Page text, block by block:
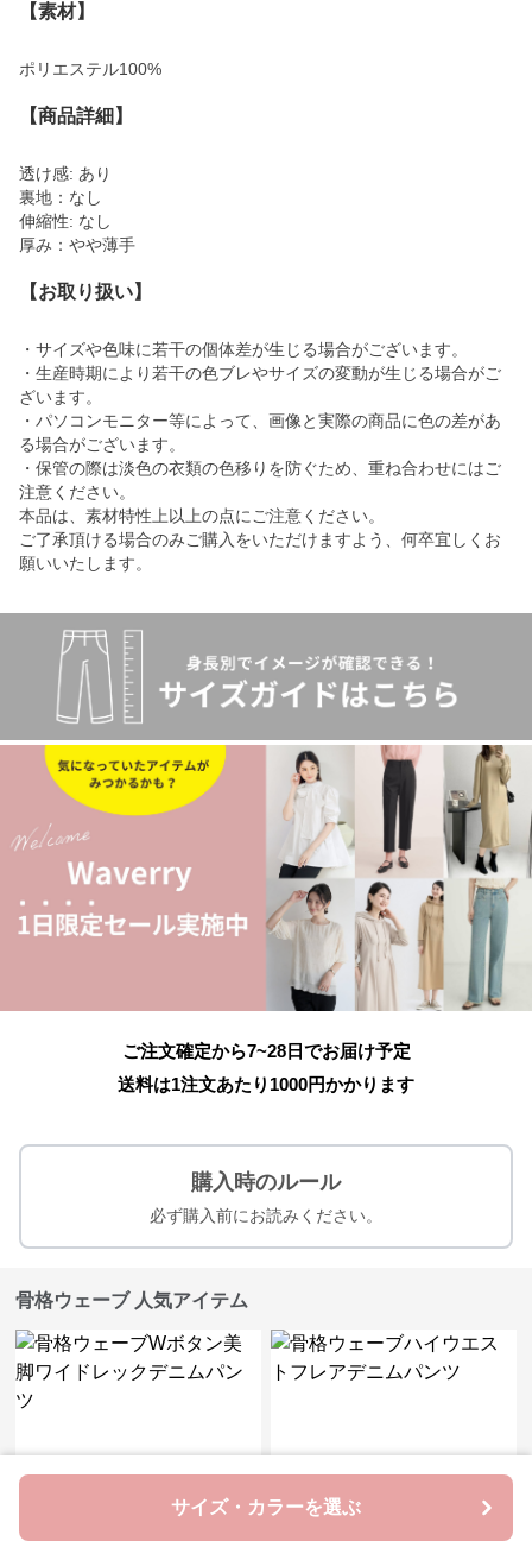
サイズ・カラーを選ぶ
【素材】
ポリエステル100%
【商品詳細】
透け感: あり
裏地：なし
伸縮性: なし
厚み：やや薄手
【お取り扱い】
・サイズや色味に若干の個体差が生じる場合がございます。
・生産時期により若干の色ブレやサイズの変動が生じる場合がご
ざいます。
・パソコンモニター等によって、画像と実際の商品に色の差があ
る場合がございます。
・保管の際は淡色の衣類の色移りを防ぐため、重ね合わせにはご
注意ください。
本品は、素材特性上以上の点にご注意ください。
ご了承頂ける場合のみご購入をいただけますよう、何卒宜しくお
願いいたします。
ご注文確定から7~28日でお届け予定
送料は1注文あたり 1000円かかります
購入時のルール
必ず購入前にお読みください。
骨格ウェーブ 人気アイテム